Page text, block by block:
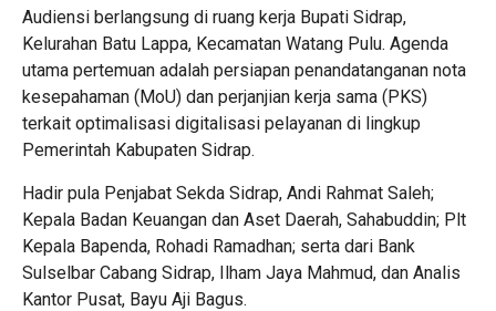
Audiensi berlangsung di ruang kerja Bupati Sidrap,
Kelurahan Batu Lappa, Kecamatan Watang Pulu. Agenda
utama pertemuan adalah persiapan penandatanganan nota
kesepahaman (MoU) dan perjanjian kerja sama (PKS)
terkait optimalisasi digitalisasi pelayanan di lingkup
Pemerintah Kabupaten Sidrap.
Hadir pula Penjabat Sekda Sidrap, Andi Rahmat Saleh;
Kepala Badan Keuangan dan Aset Daerah, Sahabuddin; Plt
Kepala Bapenda, Rohadi Ramadhan; serta dari Bank
Sulselbar Cabang Sidrap, Ilham Jaya Mahmud, dan Analis
Kantor Pusat, Bayu Aji Bagus.